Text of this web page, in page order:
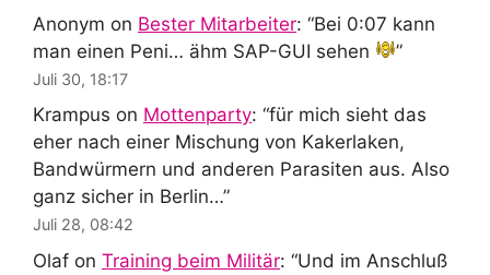
Anonym on Bester Mitarbeiter: “Bei 0:07 kann
man einen Peni… ähm SAP-GUI sehen
”
Juli 30, 18:17
Krampus on Mottenparty: “für mich sieht das
eher nach einer Mischung von Kakerlaken,
Bandwürmern und anderen Parasiten aus. Also
ganz sicher in Berlin…”
Juli 28, 08:42
Olaf on Training beim Militär: “Und im Anschluß